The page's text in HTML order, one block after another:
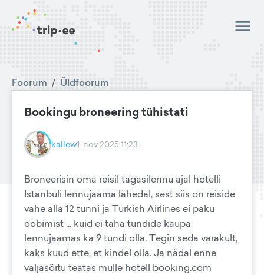
Foorum / Üldfoorum
Bookingu broneering tühistati
kallew1. nov 2025 11:23
Broneerisin oma reisil tagasilennu ajal hotelli
Istanbuli lennujaama lähedal, sest siis on reiside
vahe alla 12 tunni ja Turkish Airlines ei paku
ööbimist ... kuid ei taha tundide kaupa
lennujaamas ka 9 tundi olla. Tegin seda varakult,
kaks kuud ette, et kindel olla. Ja nädal enne
väljasõitu teatas mulle hotell booking.com